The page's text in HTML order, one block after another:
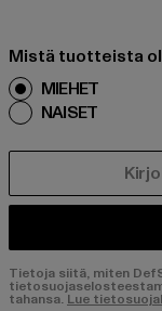
Mistä tuotteista
MIEHET
NAISET
Tietoja siitä, miten
tahansa. Lue